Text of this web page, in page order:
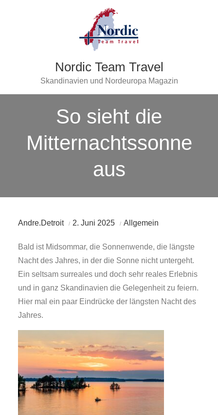
Nordic Team Travel
Skandinavien und Nordeuropa Magazin
So sieht die
Mitternachtssonne
aus
Andre.Detroit 2. Juni 2025 Allgemein
Bald ist Midsommar, die Sonnenwende, die längste
Nacht des Jahres, in der die Sonne nicht untergeht.
Ein seltsam surreales und doch sehr reales Erlebnis
und in ganz Skandinavien die Gelegenheit zu feiern.
Hier mal ein paar Eindrücke der längsten Nacht des
Jahres.